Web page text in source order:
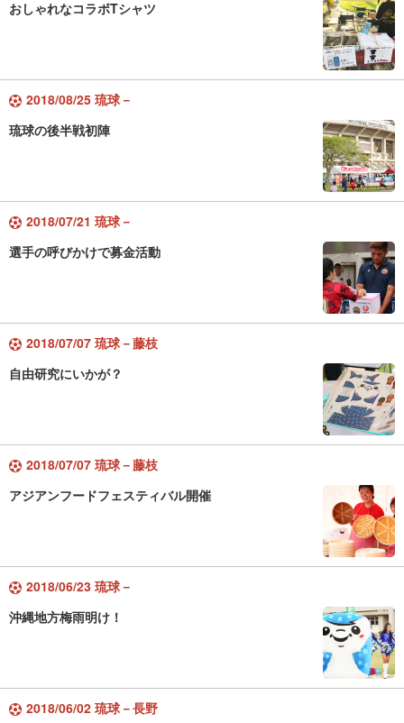
おしゃれなコラボTシャツ
2018/08/25 琉球－
琉球の後半戦初陣
2018/07/21 琉球－
選手の呼びかけで募金活動
2018/07/07 琉球－藤枝
自由研究にいかが？
2018/07/07 琉球－藤枝
アジアンフードフェスティバル開催
2018/06/23 琉球－
沖縄地方梅雨明け！
2018/06/02 琉球－長野